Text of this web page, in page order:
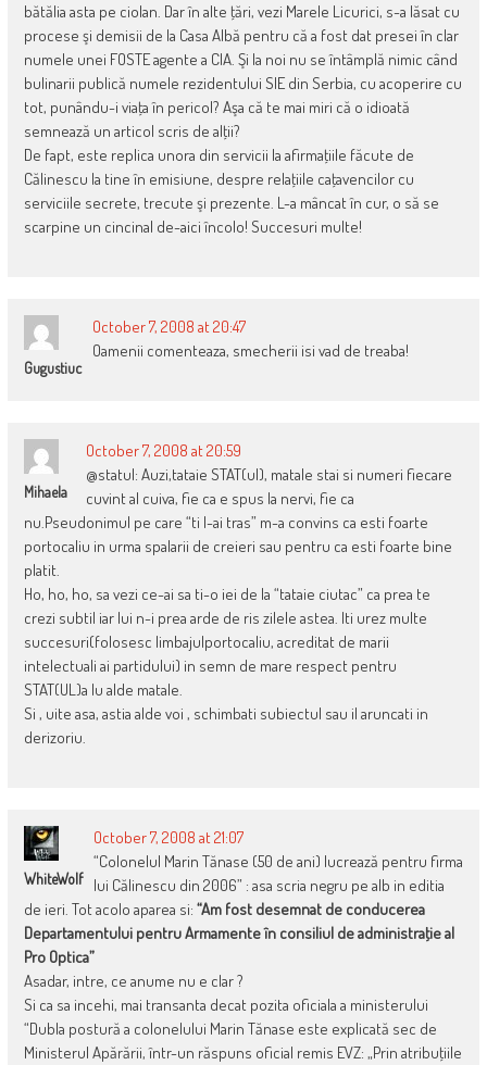
bătălia asta pe ciolan. Dar în alte ţări, vezi Marele Licurici, s-a lăsat cu
procese şi demisii de la Casa Albă pentru că a fost dat presei în clar
numele unei FOSTE agente a CIA. Şi la noi nu se întâmplă nimic când
bulinarii publică numele rezidentului SIE din Serbia, cu acoperire cu
tot, punându-i viaţa în pericol? Aşa că te mai miri că o idioată
semnează un articol scris de alţii?
De fapt, este replica unora din servicii la afirmaţiile făcute de
Călinescu la tine în emisiune, despre relaţiile caţavencilor cu
serviciile secrete, trecute şi prezente. L-a mâncat în cur, o să se
scarpine un cincinal de-aici încolo! Succesuri multe!
Gugustiuc
October 7, 2008 at 20:47
Oamenii comenteaza, smecherii isi vad de treaba!
Mihaela
October 7, 2008 at 20:59
@statul: Auzi,tataie STAT(ul), matale stai si numeri fiecare
cuvint al cuiva, fie ca e spus la nervi, fie ca
nu.Pseudonimul pe care “ti l-ai tras” m-a convins ca esti foarte
portocaliu in urma spalarii de creieri sau pentru ca esti foarte bine
platit.
Ho, ho, ho, sa vezi ce-ai sa ti-o iei de la “tataie ciutac” ca prea te
crezi subtil iar lui n-i prea arde de ris zilele astea. Iti urez multe
succesuri(folosesc limbajulportocaliu, acreditat de marii
intelectuali ai partidului) in semn de mare respect pentru
STAT(UL)a lu alde matale.
Si , uite asa, astia alde voi , schimbati subiectul sau il aruncati in
derizoriu.
WhiteWolf
October 7, 2008 at 21:07
“Colonelul Marin Tănase (50 de ani) lucrează pentru firma
lui Călinescu din 2006” : asa scria negru pe alb in editia
de ieri. Tot acolo aparea si: “Am fost desemnat de conducerea
Departamentului pentru Armamente în consiliul de administraţie al
Pro Optica”
Asadar, intre, ce anume nu e clar ?
Si ca sa incehi, mai transanta decat pozita oficiala a ministerului
“Dubla postură a colonelului Marin Tănase este explicată sec de
Ministerul Apărării, într-un răspuns oficial remis EVZ: „Prin atribuţiile